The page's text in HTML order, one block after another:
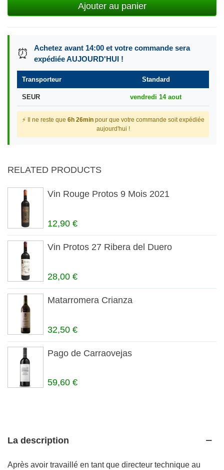
Ajouter au panier
⏰
Achetez avant 14:00 et votre commande sera
expédiée AUJOURD'HUI !
Transporteur Standard
SEUR vendredi 14 aout
⚡ Il ne reste que 6h 26minpour que votre commande soit expédiée
aujourd'hui !
RELATED PRODUCTS
Vin Rouge Protos 9 Mois 2021
12,90 €
Vin Protos 27 Ribera del Duero
28,00 €
Matarromera Crianza
32,50 €
Pago de Carraovejas
59,60 €
La description
Après avoir travaillé en tant que directeur technique au